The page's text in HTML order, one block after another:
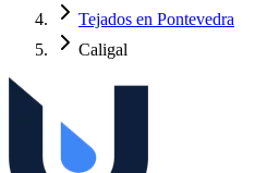
Tejados en Pontevedra
Caligal